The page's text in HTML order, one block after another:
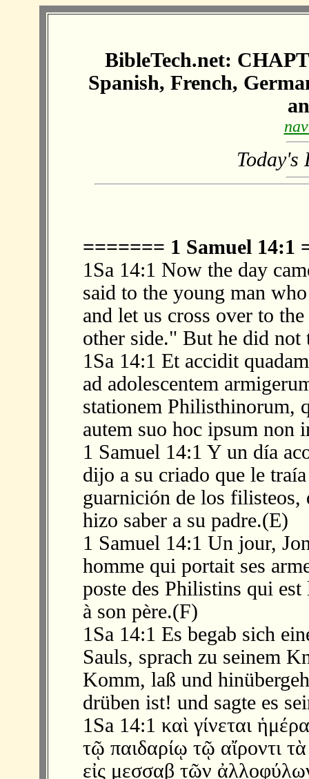
BibleTech.net:
Spanish, French,
Today's
======= 1 Samuel 14:1
1Sa 14:1 Now the day
said to the young man
and let us cross over to
other side." But he did not
1Sa 14:1 Et accidit
ad adolescentem
stationem Philisthinorum,
autem suo hoc ipsum non
1 Samuel 14:1 Y un día
dijo a su criado que le
guarnición de los
hizo saber a su padre.(E)
1 Samuel 14:1 Un jour,
homme qui portait ses
poste des Philistins qui
à son père.(F)
1Sa 14:1 Es begab sich
Sauls, sprach zu seinem
Komm, laß und
drüben ist! und sagte es
1Sa 14:1 καὶ γίνεται
τῷ παιδαρίῳ τῷ αἴροντι
εἰς μεσσαβ τῶν